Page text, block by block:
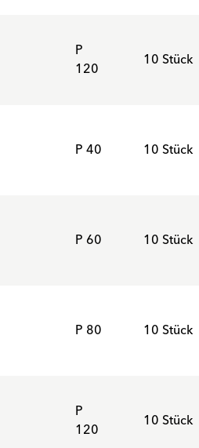
P
120
10 Stück
P 40 10 Stück
P 60 10 Stück
P 80 10 Stück
P
120
10 Stück